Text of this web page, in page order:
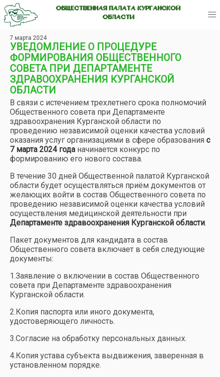
ОБЩЕСТВЕННАЯ ПАЛАТА КУРГАНСКОЙ
ОБЛАСТИ
7 марта 2024
УВЕДОМЛЕНИЕ О ПРОЦЕДУРЕ
ФОРМИРОВАНИЯ ОБЩЕСТВЕННОГО
СОВЕТА ПРИ ДЕПАРТАМЕНТЕ
ЗДРАВООХРАНЕНИЯ КУРГАНСКОЙ
ОБЛАСТИ
В связи с истечением трехлетнего срока полномочий
Общественного совета при Департаменте
здравоохранения Курганской области по
проведению независимой оценки качества условий
оказания услуг организациями в сфере образования с
7 марта 2024 года начинается конкурс по
формированию его нового состава.
В течение 30 дней Общественной палатой Курганской
области будет осуществляться приём документов от
желающих войти в состав Общественного совета по
проведению независимой оценки качества условий
осуществления медицинской деятельности при
Департаменте здравоохранения Курганской области.
Пакет документов для кандидата в состав
Общественного совета включает в себя следующие
документы:
1.Заявление о включении в состав Общественного
совета при Департаменте здравоохранения
Курганской области.
2.Копия паспорта или иного документа,
удостоверяющего личность.
3.Согласие на обработку персональных данных.
4.Копия устава субъекта выдвижения, заверенная в
установленном порядке.